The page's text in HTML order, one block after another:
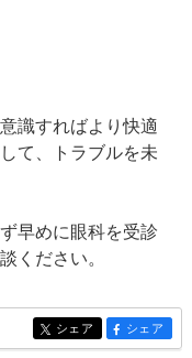
識すればより快適
て、トラブルを未
早めに眼科を受診
ください。
entry226
シェア entry226
シェア